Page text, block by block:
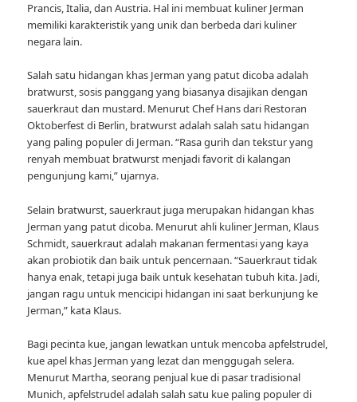
Prancis, Italia, dan Austria. Hal ini membuat kuliner Jerman
memiliki karakteristik yang unik dan berbeda dari kuliner
negara lain.
Salah satu hidangan khas Jerman yang patut dicoba adalah
bratwurst, sosis panggang yang biasanya disajikan dengan
sauerkraut dan mustard. Menurut Chef Hans dari Restoran
Oktoberfest di Berlin, bratwurst adalah salah satu hidangan
yang paling populer di Jerman. “Rasa gurih dan tekstur yang
renyah membuat bratwurst menjadi favorit di kalangan
pengunjung kami,” ujarnya.
Selain bratwurst, sauerkraut juga merupakan hidangan khas
Jerman yang patut dicoba. Menurut ahli kuliner Jerman, Klaus
Schmidt, sauerkraut adalah makanan fermentasi yang kaya
akan probiotik dan baik untuk pencernaan. “Sauerkraut tidak
hanya enak, tetapi juga baik untuk kesehatan tubuh kita. Jadi,
jangan ragu untuk mencicipi hidangan ini saat berkunjung ke
Jerman,” kata Klaus.
Bagi pecinta kue, jangan lewatkan untuk mencoba apfelstrudel,
kue apel khas Jerman yang lezat dan menggugah selera.
Menurut Martha, seorang penjual kue di pasar tradisional
Munich, apfelstrudel adalah salah satu kue paling populer di